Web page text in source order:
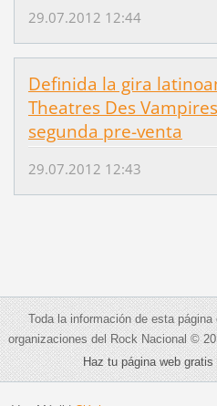
29.07.2012 12:44
Definida la gira
Theatres Des
segunda pre-venta
29.07.2012 12:43
Toda la información de esta
organizaciones del Rock Nacional ©
Haz tu página web gratis